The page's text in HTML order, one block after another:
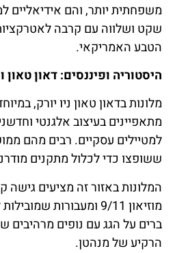
משפחתית יותר, והם
שקט ושלווה עם קרבה לאטרקציות
הטבע האמריקאי.
היסטוריה ופיננסים: דאון טאון
מלונות בדאון טאון ניו יורק,
מתאפיינים בעיצוב אלגנטי
למטיילים עסקיים. רבים מהם
ששופצו כדי לכלול מתקנים
המלונות באזור זה מציעים גישה
מוזיאון 9/11 ומעבורות
ברים על הגג עם נופים מרהיבים
הרקיע של מנהטן.